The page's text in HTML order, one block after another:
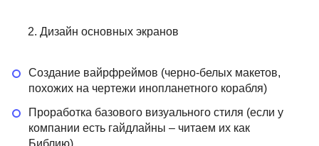
Дизайн основных экранов
Создание вайрфреймов (черно-белых макетов,
похожих на чертежи инопланетного корабля)
Проработка базового визуального стиля (если у
компании есть гайдлайны – читаем их как
Библию)